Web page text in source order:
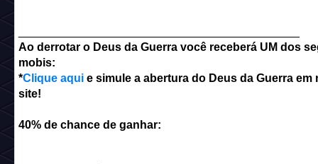
Ao derrotar o Deus da Guerra você receberá UM dos
mobis:
*Clique aquie simule a abertura do Deus da Guerra em
site!
40% de chance de ganhar: